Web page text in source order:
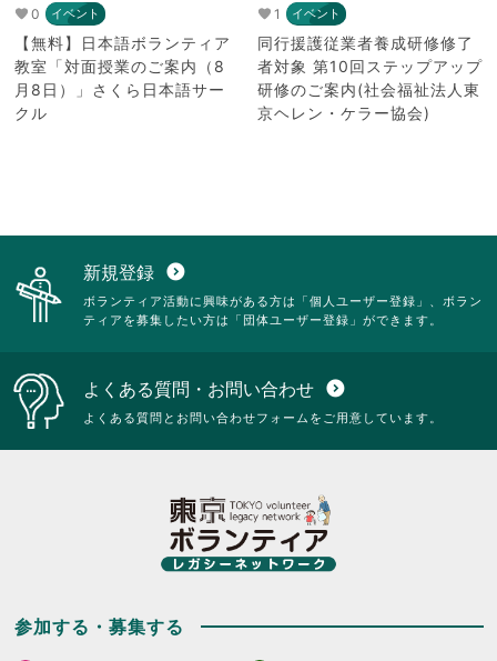
0 イベント
【無料】日本語ボランティア
教室「対面授業のご案内（8
月8日）」さくら日本語サー
クル
1 イベント
同行援護従業者養成研修修了
者対象 第10回ステップアップ
研修のご案内(社会福祉法人東
京ヘレン・ケラー協会)
新規登録 expand_circle_down
ボランティア活動に興味がある方は「個人ユーザー登録」、ボラン
ティアを募集したい方は「団体ユーザー登録」ができます。
よくある質問・お問い合わせ expand_circle_down
よくある質問とお問い合わせフォームをご用意しています。
参加する・募集する